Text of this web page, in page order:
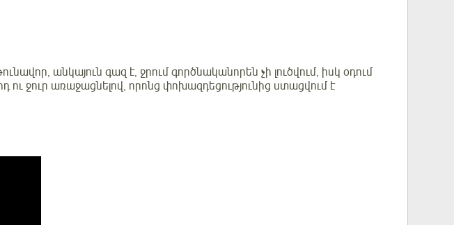
անկայուն գազ է, ջրում գործնականորեն չի լուծվում, իսկ օդում
ու ջուր առաջացնելով, որոնց փոխազդեցությունից ստացվում է